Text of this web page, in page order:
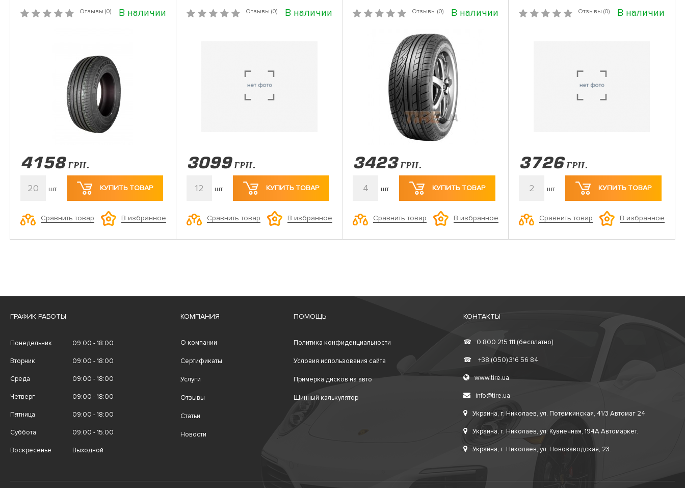
Отзывы (0) В наличии
4158 ГРН.
20 шт КУПИТЬ ТОВАР
Сравнить товар В избранное
Отзывы (0) В наличии
3099 ГРН.
12 шт КУПИТЬ ТОВАР
Сравнить товар В избранное
Отзывы (0) В наличии
3423 ГРН.
4 шт КУПИТЬ ТОВАР
Сравнить товар В избранное
Отзывы (0) В наличии
3726 ГРН.
2 шт КУПИТЬ ТОВАР
Сравнить товар В избранное
ГРАФИК РАБОТЫ
Понедельник 09:00 - 18:00
Вторник 09:00 - 18:00
Среда 09:00 - 18:00
Четверг 09:00 - 18:00
Пятница 09:00 - 18:00
Суббота 09:00 - 15:00
Воскресенье Выходной
КОМПАНИЯ
О компании
Сертификаты
Услуги
Отзывы
Статьи
Новости
ПОМОЩЬ
Политика конфиденциальности
Условия использования сайта
Примерка дисков на авто
Шинный калькулятор
КОНТАКТЫ
☎ 0 800 215 111 (бесплатно)
☎ +38 (050) 316 56 84
www.tire.ua
info@tire.ua
Украина, г. Николаев, ул. Потемкинская, 41/3 Автомаг 24.
Украина, г. Николаев, ул. Кузнечная, 194А Автомаркет.
Украина, г. Николаев, ул. Новозаводская, 23.